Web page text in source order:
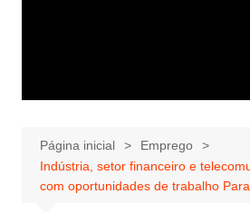
Página inicial
Emprego
Indústria, setor financeiro e
com oportunidades de trabalho